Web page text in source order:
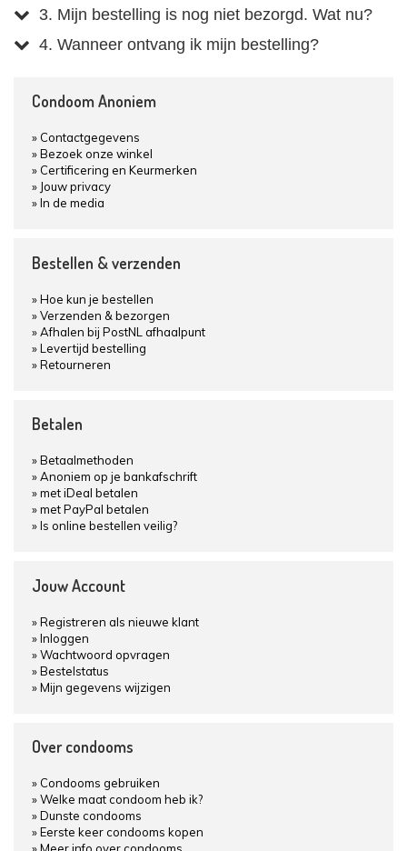
3. Mijn bestelling is nog niet bezorgd. Wat nu?
4. Wanneer ontvang ik mijn bestelling?
Condoom Anoniem
Contactgegevens
Bezoek onze winkel
Certificering en Keurmerken
Jouw privacy
In de media
Bestellen & verzenden
Hoe kun je bestellen
Verzenden & bezorgen
Afhalen bij PostNL afhaalpunt
Levertijd bestelling
Retourneren
Betalen
Betaalmethoden
Anoniem op je bankafschrift
met iDeal betalen
met PayPal betalen
Is online bestellen veilig?
Jouw Account
Registreren als nieuwe klant
Inloggen
Wachtwoord opvragen
Bestelstatus
Mijn gegevens wijzigen
Over condooms
Condooms gebruiken
Welke maat condoom heb ik?
Dunste condooms
Eerste keer condooms kopen